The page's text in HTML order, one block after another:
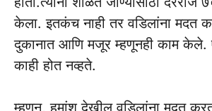
केला. इतकंच नाही तर वडिलांना मदत
दुकानात आणि मजूर म्हणूनही काम केले.
काही होत नव्हते.
म्हणून, हुमांशू देखील वडिलांना मदत